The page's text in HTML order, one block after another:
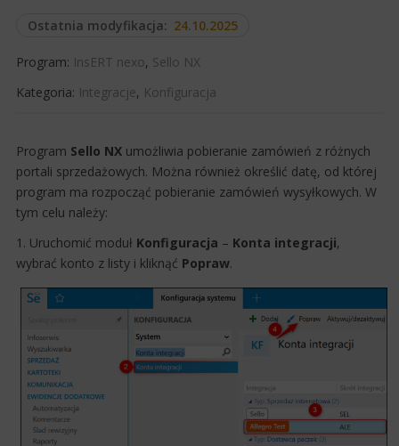
Ostatnia modyfikacja: 24.10.2025
Program: InsERT nexo, Sello NX
Kategoria: Integracje, Konfiguracja
​Program Sello NX umożliwia pobieranie zamówień z różnych
portali sprzedażowych. Można również określić datę, od której
program ma rozpocząć pobieranie zamówień wysyłkowych. W
tym celu należy:
1. Uruchomić moduł Konfiguracja – Konta integracji,
wybrać kont​o z listy i kliknąć Popraw.